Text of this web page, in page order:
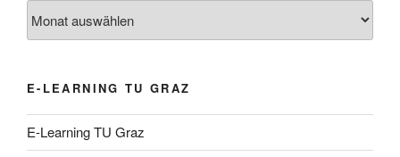
E-LEARNING TU GRAZ
E-Learning TU Graz